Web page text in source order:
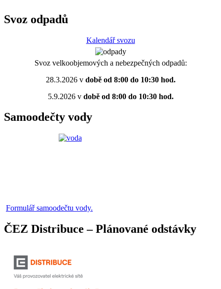
Svoz odpadů
Kalendář svozu
Svoz velkoobjemových a nebezpečných odpadů:
28.3.2026 vdobě od 8:00 do 10:30 hod.
5.9.2026 vdobě od 8:00 do 10:30 hod.
Samoodečty vody
Formulář samoodečtu vody.
ČEZ Distribuce – Plánované odstávky